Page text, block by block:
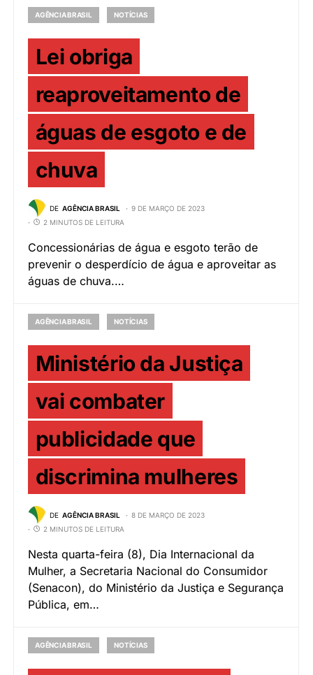
AGÊNCIA BRASIL NOTÍCIAS
Lei obriga
reaproveitamento de
águas de esgoto e de
chuva
DE AGÊNCIA BRASIL
9 DE MARÇO DE 2023
2 MINUTOS DE LEITURA
Concessionárias de água e esgoto terão de
prevenir o desperdício de água e aproveitar as
águas de chuva.…
AGÊNCIA BRASIL NOTÍCIAS
Ministério da Justiça
vai combater
publicidade que
discrimina mulheres
DE AGÊNCIA BRASIL
8 DE MARÇO DE 2023
2 MINUTOS DE LEITURA
Nesta quarta-feira (8), Dia Internacional da
Mulher, a Secretaria Nacional do Consumidor
(Senacon), do Ministério da Justiça e Segurança
Pública, em…
AGÊNCIA BRASIL NOTÍCIAS